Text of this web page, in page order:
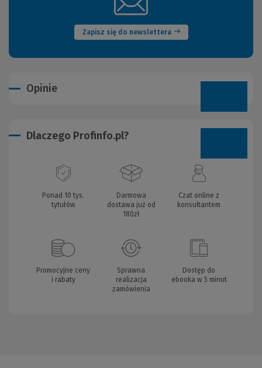
Zapisz się do newslettera
okno)
Opinie
Dlaczego Profinfo.pl?
Ponad 10 tys.
tytułów
Darmowa
dostawa już od
180zł
Czat online z
konsultantem
Promocyjne ceny
i rabaty
Sprawna
realizacja
zamówienia
Dostęp do
ebooka w 5 minut